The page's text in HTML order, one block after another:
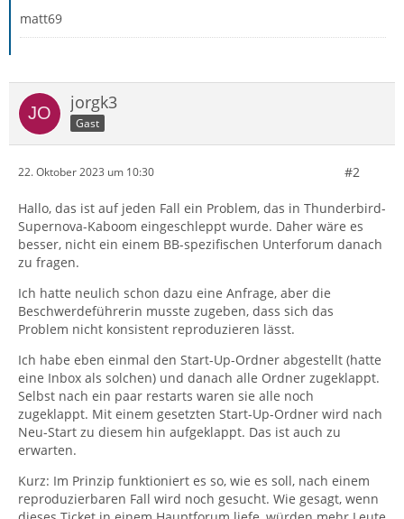
matt69
jorgk3
Gast
22. Oktober 2023 um 10:30 #2
Hallo, das ist auf jeden Fall ein Problem, das in Thunderbird-
Supernova-Kaboom eingeschleppt wurde. Daher wäre es
besser, nicht ein einem BB-spezifischen Unterforum danach
zu fragen.
Ich hatte neulich schon dazu eine Anfrage, aber die
Beschwerdeführerin musste zugeben, dass sich das
Problem nicht konsistent reproduzieren lässt.
Ich habe eben einmal den Start-Up-Ordner abgestellt (hatte
eine Inbox als solchen) und danach alle Ordner zugeklappt.
Selbst nach ein paar restarts waren sie alle noch
zugeklappt. Mit einem gesetzten Start-Up-Ordner wird nach
Neu-Start zu diesem hin aufgeklappt. Das ist auch zu
erwarten.
Kurz: Im Prinzip funktioniert es so, wie es soll, nach einem
reproduzierbaren Fall wird noch gesucht. Wie gesagt, wenn